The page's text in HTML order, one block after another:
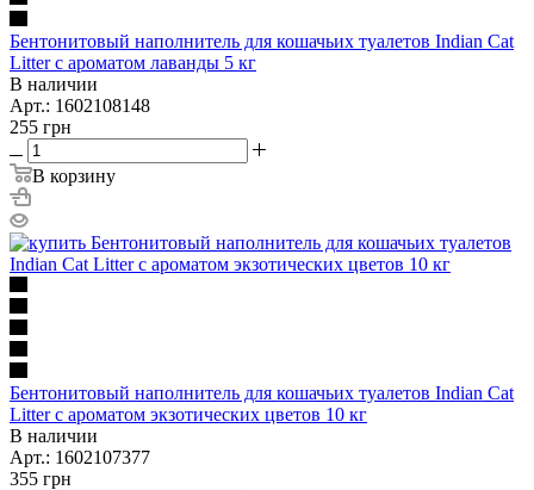
Бентонитовый наполнитель для кошачьих туалетов Indian Cat
Litter с ароматом лаванды 5 кг
В наличии
Арт.: 1602108148
255 грн
В корзину
Бентонитовый наполнитель для кошачьих туалетов Indian Cat
Litter с ароматом экзотических цветов 10 кг
В наличии
Арт.: 1602107377
355 грн